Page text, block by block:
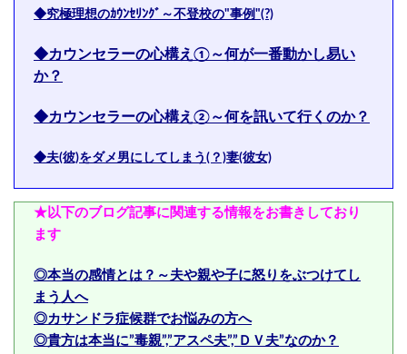
◆究極理想のｶｳﾝｾﾘﾝｸﾞ～不登校の"事例"(?)
◆カウンセラーの心構え①～何が一番動かし易い
か？
◆カウンセラーの心構え②～何を訊いて行くのか？
◆夫(彼)をダメ男にしてしまう(？)妻(彼女)
★以下のブログ記事に関連する情報をお書きしており
ます
◎本当の感情とは？～夫や親や子に怒りをぶつけてし
まう人へ
◎カサンドラ症候群でお悩みの方へ
◎貴方は本当に”毒親”,”アスペ夫”,”ＤＶ夫”なのか？